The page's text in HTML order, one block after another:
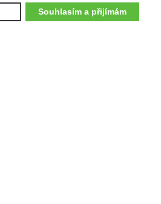
Souhlasím a přijímám
ODEBÍRAT